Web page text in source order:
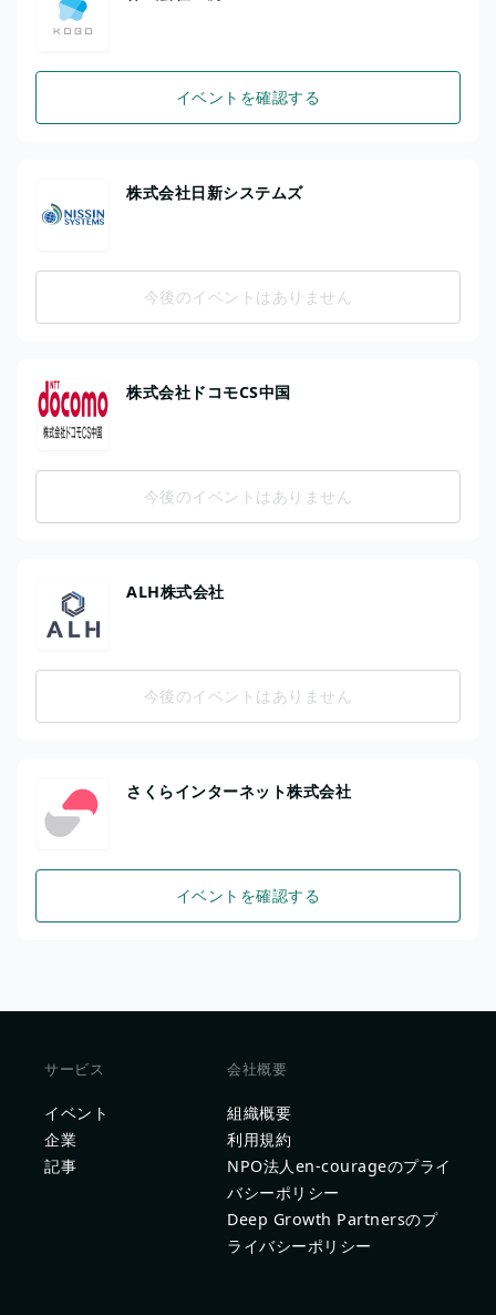
イベントを確認する
株式会社日新システムズ
今後のイベントはありません
株式会社ドコモCS中国
今後のイベントはありません
ALH株式会社
今後のイベントはありません
さくらインターネット株式会社
イベントを確認する
サービス
イベント
企業
記事
会社概要
組織概要
利用規約
NPO法人en-courageのプライ
バシーポリシー
Deep Growth Partnersのプ
ライバシーポリシー